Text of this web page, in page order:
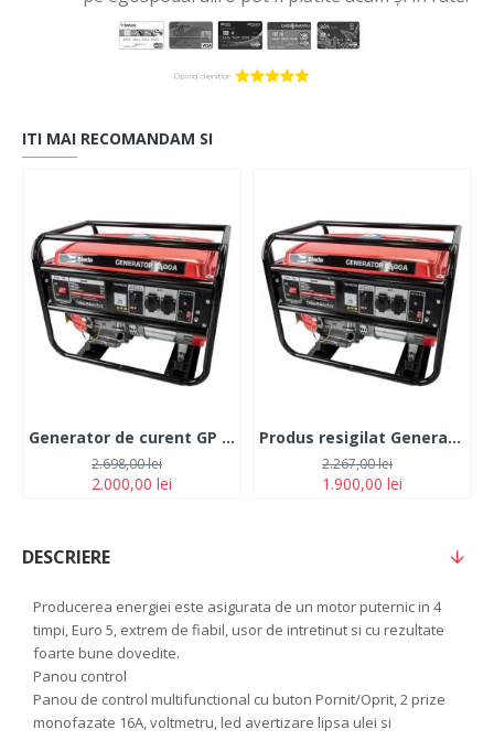
ITI MAI RECOMANDAM SI
Generator de curent GP 6500, cu motor de 13 CP, putere maxima 5.5Kw Monofazat
2.000,00 lei
2.698,00 lei
Produs resigilat Generator de curent GP 6500, cu motor de 13 CP, putere maxima 5.5Kw Monofazat
1.900,00 lei
2.267,00 lei
DESCRIERE
Producerea energiei este asigurata de un motor puternic in 4
timpi, Euro 5, extrem de fiabil, usor de intretinut si cu rezultate
foarte bune dovedite.
Panou control
Panou de control multifunctional cu buton Pornit/Oprit, 2 prize
monofazate 16A, voltmetru, led avertizare lipsa ulei si